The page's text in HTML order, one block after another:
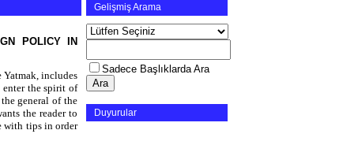
POLICY IN
Yatmak, includes
enter the spirit of
general of the
the reader to
with tips in order
Gelişmiş Arama
Sadece Başlıklarda Ara
Duyurular